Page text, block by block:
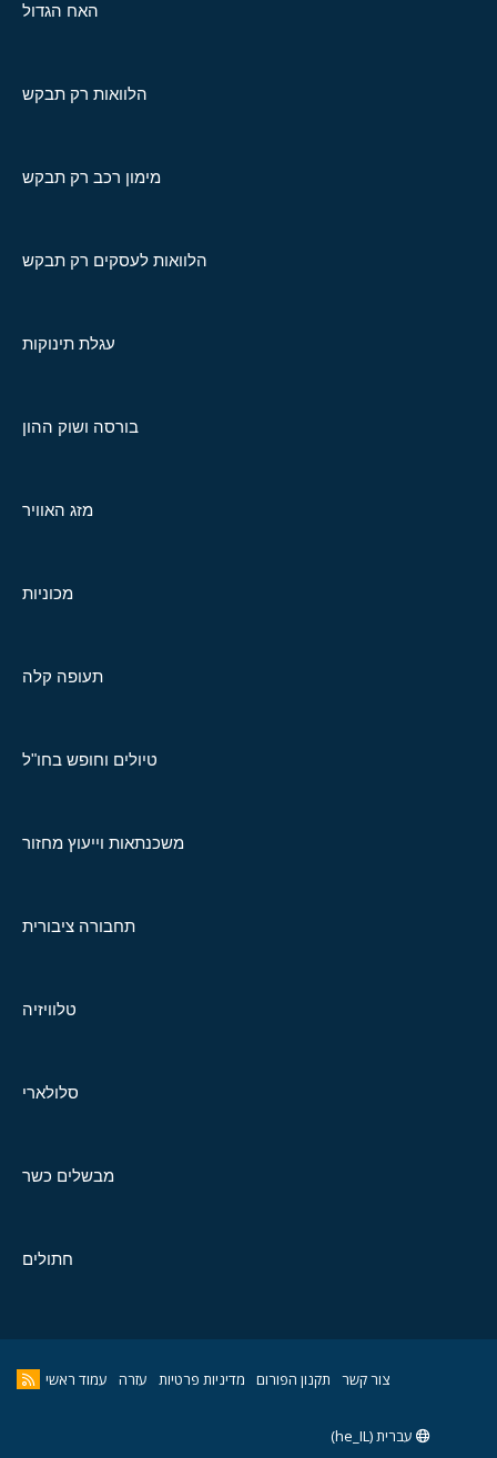
האח הגדול
הלוואות רק תבקש
מימון רכב רק תבקש
הלוואות לעסקים רק תבקש
עגלת תינוקות
בורסה ושוק ההון
מזג האוויר
מכוניות
תעופה קלה
טיולים וחופש בחו"ל
משכנתאות וייעוץ מחזור
תחבורה ציבורית
טלוויזיה
סלולארי
מבשלים כשר
חתולים
צור קשר תקנון הפורום מדיניות פרטיות עזרה עמוד ראשי
עברית (he_IL)